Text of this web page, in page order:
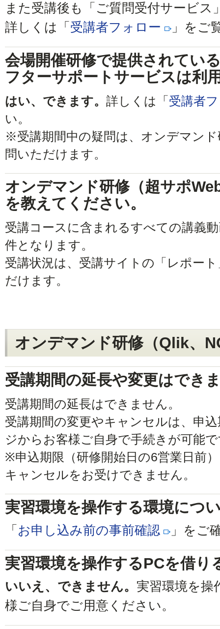
また受講後も「ご質問受付サービ
詳しくは「 受講者フォロー 」をご
会場開催研修で提供されてい
フターサポートサービスは利
はい、できます。 詳しくは「 受講者
い。
※受講期間中の疑問は、オンデマン
問いただけます。
オンデマンド研修（超サポ
を教えてください。
受講コースに含まれるすべての講義
件となります。
受講状況は、受講サイトの「レポー
だけます。
オンデマンド研修（Qlik、
受講期間の延長や変更はでき
受講期間の延長はできません。
受講期間の変更やキャンセルは、申
ジからお客様ご自身で手続きが可能
※申込期限（研修開始日の6営業日前
キャンセルをお受けできません。
実習環境を操作する環境につ
「 お申し込み前の事前確認 」をご
実習環境を操作するPCを借り
いいえ、できません。 実習環境を操
様ご自身でご用意ください。